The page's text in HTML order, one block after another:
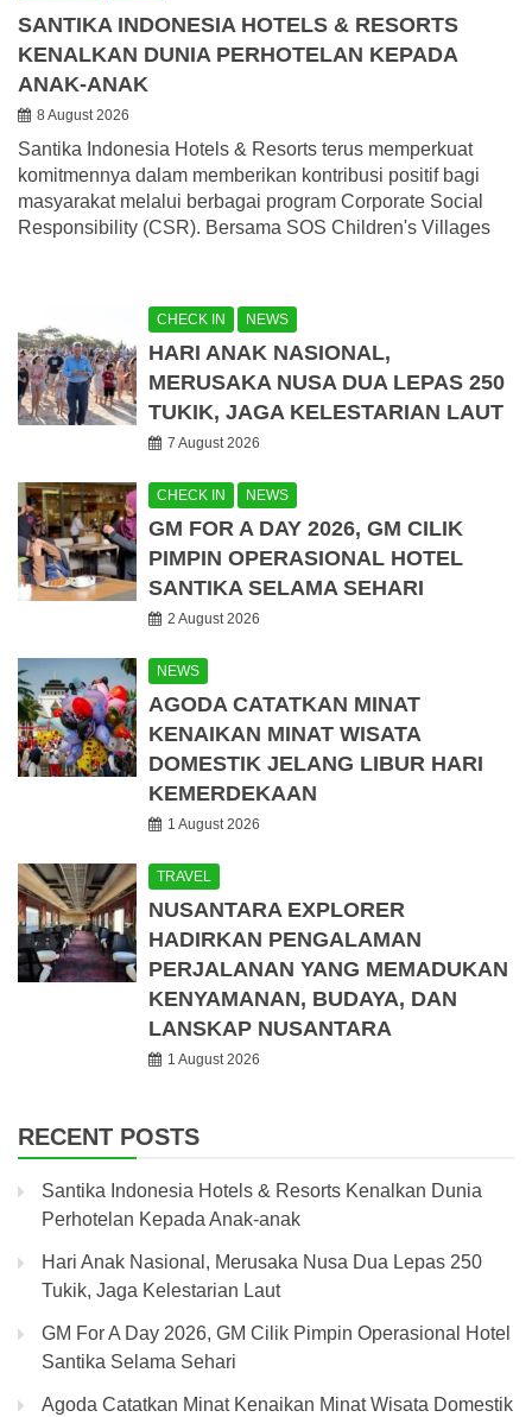
SANTIKA INDONESIA HOTELS & RESORTS
KENALKAN DUNIA PERHOTELAN KEPADA
ANAK-ANAK
8 August 2026
Santika Indonesia Hotels & Resorts terus memperkuat
komitmennya dalam memberikan kontribusi positif bagi
masyarakat melalui berbagai program Corporate Social
Responsibility (CSR). Bersama SOS Children's Villages
CHECK IN NEWS
HARI ANAK NASIONAL,
MERUSAKA NUSA DUA LEPAS 250
TUKIK, JAGA KELESTARIAN LAUT
7 August 2026
CHECK IN NEWS
GM FOR A DAY 2026, GM CILIK
PIMPIN OPERASIONAL HOTEL
SANTIKA SELAMA SEHARI
2 August 2026
NEWS
AGODA CATATKAN MINAT
KENAIKAN MINAT WISATA
DOMESTIK JELANG LIBUR HARI
KEMERDEKAAN
1 August 2026
TRAVEL
NUSANTARA EXPLORER
HADIRKAN PENGALAMAN
PERJALANAN YANG MEMADUKAN
KENYAMANAN, BUDAYA, DAN
LANSKAP NUSANTARA
1 August 2026
RECENT POSTS
Santika Indonesia Hotels & Resorts Kenalkan Dunia
Perhotelan Kepada Anak-anak
Hari Anak Nasional, Merusaka Nusa Dua Lepas 250
Tukik, Jaga Kelestarian Laut
GM For A Day 2026, GM Cilik Pimpin Operasional Hotel
Santika Selama Sehari
Agoda Catatkan Minat Kenaikan Minat Wisata Domestik